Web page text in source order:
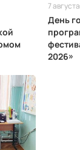
7
День
2026»